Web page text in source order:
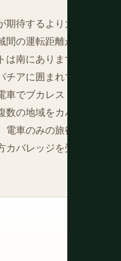
待するより大きい：
の運転距離が本物の
南にあります。トラ
アに囲まれていま
でブカレストから6
の地域をカバーする
車のみの旅行は可能
バレッジを受け入れ